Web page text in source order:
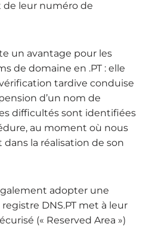
de leur numéro de
un avantage pour les
de domaine en .PT : elle
tardive conduise
d’un nom de
difficultés sont identifiées
au moment où nous
la réalisation de son
adopter une
DNS.PT met à leur
(« Reserved Area »)